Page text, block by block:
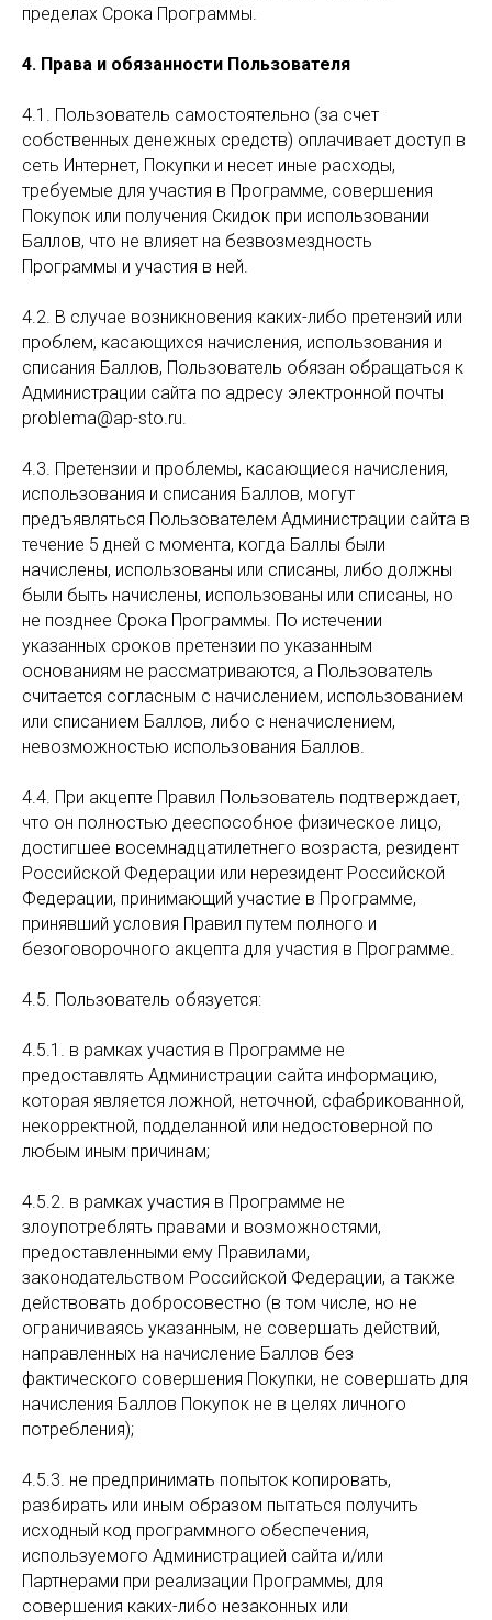
пределах Срока Программы.
4. Права и обязанности Пользователя
4.1. Пользователь самостоятельно (за счет
собственных денежных средств) оплачивает доступ в
сеть Интернет, Покупки и несет иные расходы,
требуемые для участия в Программе, совершения
Покупок или получения Скидок при использовании
Баллов, что не влияет на безвозмездность
Программы и участия в ней.
4.2. В случае возникновения каких-либо претензий или
проблем, касающихся начисления, использования и
списания Баллов, Пользователь обязан обращаться к
Администрации сайта по адресу электронной почты
problema@ap-sto.ru.
4.3. Претензии и проблемы, касающиеся начисления,
использования и списания Баллов, могут
предъявляться Пользователем Администрации сайта в
течение 5 дней с момента, когда Баллы были
начислены, использованы или списаны, либо должны
были быть начислены, использованы или списаны, но
не позднее Срока Программы. По истечении
указанных сроков претензии по указанным
основаниям не рассматриваются, а Пользователь
считается согласным с начислением, использованием
или списанием Баллов, либо с неначислением,
невозможностью использования Баллов.
4.4. При акцепте Правил Пользователь подтверждает,
что он полностью дееспособное физическое лицо,
достигшее восемнадцатилетнего возраста, резидент
Российской Федерации или нерезидент Российской
Федерации, принимающий участие в Программе,
принявший условия Правил путем полного и
безоговорочного акцепта для участия в Программе.
4.5. Пользователь обязуется:
4.5.1. в рамках участия в Программе не
предоставлять Администрации сайта информацию,
которая является ложной, неточной, сфабрикованной,
некорректной, подделанной или недостоверной по
любым иным причинам;
4.5.2. в рамках участия в Программе не
злоупотреблять правами и возможностями,
предоставленными ему Правилами,
законодательством Российской Федерации, а также
действовать добросовестно (в том числе, но не
ограничиваясь указанным, не совершать действий,
направленных на начисление Баллов без
фактического совершения Покупки, не совершать для
начисления Баллов Покупок не в целях личного
потребления);
4.5.3. не предпринимать попыток копировать,
разбирать или иным образом пытаться получить
исходный код программного обеспечения,
используемого Администрацией сайта и/или
Партнерами при реализации Программы, для
совершения каких-либо незаконных или